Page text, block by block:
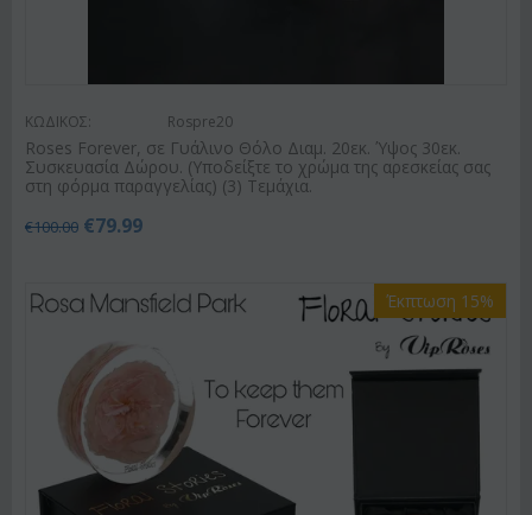
ΚΩΔΙΚΟΣ: Rospre20
Roses Forever, σε Γυάλινο Θόλο Διαμ. 20εκ. Ύψος 30εκ.
Συσκευασία Δώρου. (Υποδείξτε το χρώμα της αρεσκείας σας
στη φόρμα παραγγελίας) (3) Τεμάχια.
€100.00 €79.99
Έκπτωση 15%